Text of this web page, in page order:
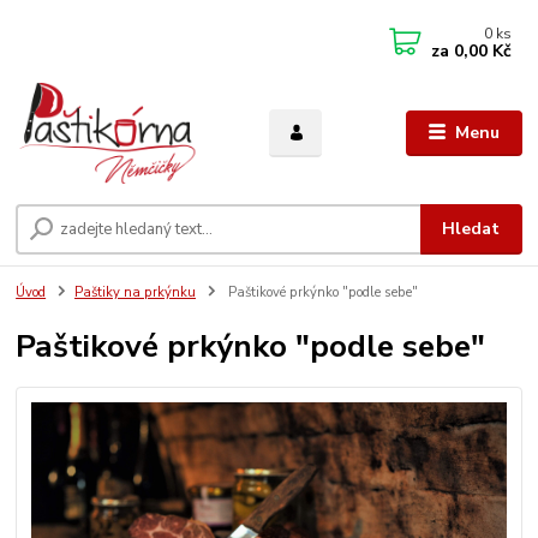
Menu
Hledat
0 ks
za 0,00 Kč
Úvod Paštiky na prkýnku Paštikové prkýnko "podle sebe"
Paštikové prkýnko "podle sebe"